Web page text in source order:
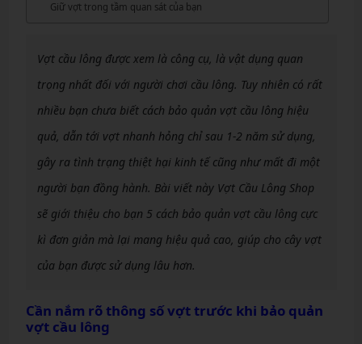
Giữ vợt trong tầm quan sát của bạn
Vợt cầu lông được xem là công cụ, là vật dụng quan
trọng nhất đối với người chơi cầu lông. Tuy nhiên có rất
nhiều bạn chưa biết cách bảo quản vợt cầu lông hiệu
quả, dẫn tới vợt nhanh hỏng chỉ sau 1-2 năm sử dụng,
gây ra tình trạng thiệt hại kinh tế cũng như mất đi một
người bạn đồng hành. Bài viết này Vợt Cầu Lông Shop
sẽ giới thiệu cho bạn 5 cách bảo quản vợt cầu lông cực
kì đơn giản mà lại mang hiệu quả cao, giúp cho cây vợt
của bạn được sử dụng lâu hơn.
Cần nắm rõ thông số vợt trước khi bảo quản
vợt cầu lông